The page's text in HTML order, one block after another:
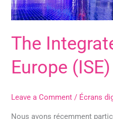
The
Europe
Leave a Comment / Écrans
Nous avons récemment
show